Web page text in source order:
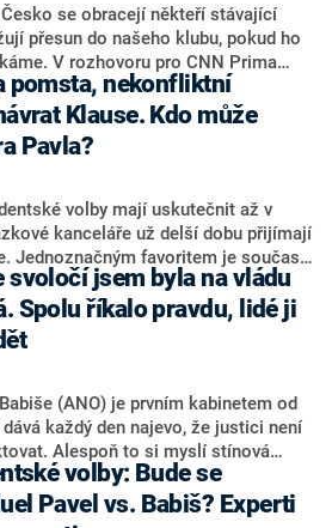
na chyby vlády. Ministři s
do debat. Chceme ale ukazovat
Grolich na dotaz CNN Prima
se obracejí někteří stávající
přesun do našeho klubu, pokud ho
V rozhovoru pro CNN Prima
hnutí a jihočeský hejtman
nebyl, ale získat by takto mohl
Zdeňka Hrabu, který je dnes
a TOP 09. Hraba to na dotaz
Předseda klubu senátorů ODS
řekl, že počítá s odchodem
z klubu a že Naše Česko není
Klause. Kdo může
Pavla?
volby mají uskutečnit až v
kanceláře už delší dobu přijímají
Jednoznačným favoritem je současná
Pavel. Daleko za ním pak bookmakeři
politiky ANO, tedy premiéra
a ministra průmyslu Karla Havlíčka.
samotných sázkařů je poslanec za
Politolog Jan Kubáček nicméně
kohokoliv ze zmíněné trojice
Podle něj současná koalice dosud
by Pavlovi mohla konkurovat.
svoločí jsem byla na vládu
Spolu říkalo pravdu, lidé ji
(ANO) je prvním kabinetem od
každý den najevo, že justici není
Alespoň to si myslí stínová
ODS Eva Decroix. V
Prima NEWS si nebrala servítky
výkonu svého nástupce Jeronýma
Pavel vs. Babiš? Experti